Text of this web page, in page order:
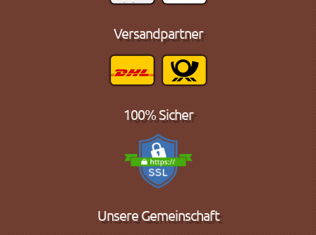
Versandpartner
100% Sicher
Unsere Gemeinschaft